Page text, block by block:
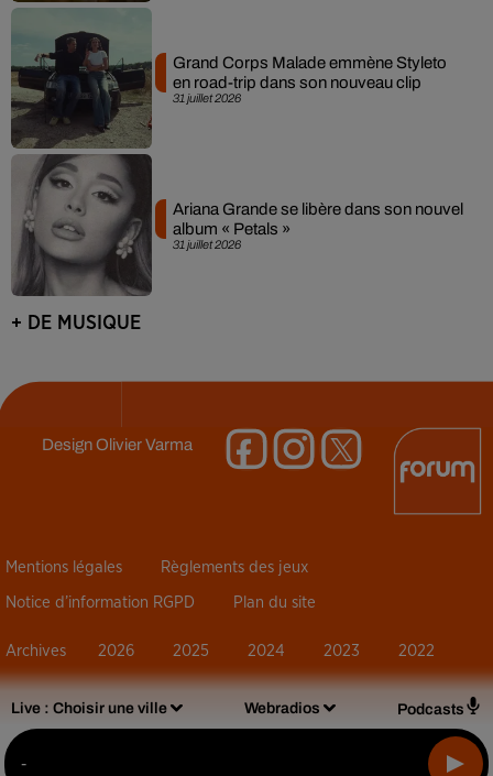
Live : Choisir une ville Webradios Podcasts
-
31 juillet 2026
Grand Corps Malade emmène Styleto
en road-trip dans son nouveau clip
31 juillet 2026
Ariana Grande se libère dans son nouvel
album « Petals »
+ DE MUSIQUE
DesignOlivier Varma
Mentions légales Règlements des jeux
Notice d’information RGPD Plan du site
Archives 2026 2025 2024 2023 2022